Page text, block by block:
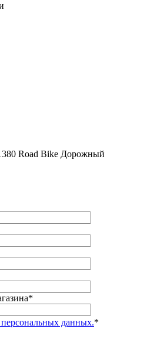
Road Bike Дорожный
*
персональных данных.*